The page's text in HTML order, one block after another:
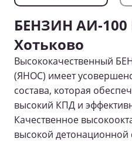
БЕНЗИН АИ-100
Хотьково
Высококачественный
(ЯНОС) имеет
состава, которая
высокий КПД и
Качественное
высокой детонационной